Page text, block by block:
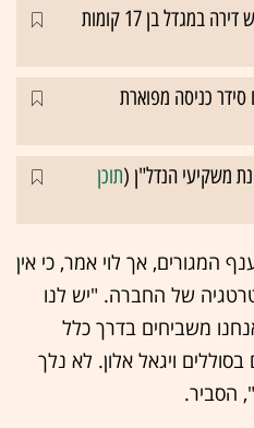
מאמן בית"ר ירושלים לשעבר רכש דירה במגדל בן 17 קומות
כניסה מפוארת
משקיעי הנדל"ן (תוכן
המגורים, אך לוי אמר, כי אין
של החברה. "יש לנו
משביחים בדרך כלל
ויגאל אלון. לא נלך
הסביר.